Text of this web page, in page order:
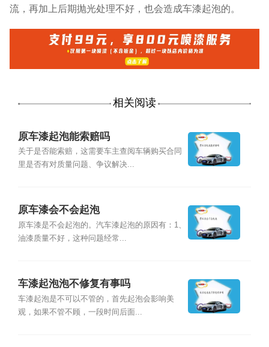
流，再加上后期抛光处理不好，也会造成车漆起泡的。
相关阅读
原车漆起泡能索赔吗
关于是否能索赔，这需要车主查阅车辆购买合同
里是否有对质量问题、争议解决...
原车漆会不会起泡
原车漆是不会起泡的。汽车漆起泡的原因有：1、
油漆质量不好，这种问题经常...
车漆起泡泡不修复有事吗
车漆起泡是不可以不管的，首先起泡会影响美
观，如果不管不顾，一段时间后面...